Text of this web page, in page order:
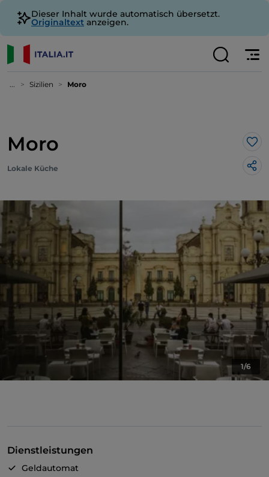
Dieser Inhalt wurde automatisch übersetzt.
Originaltext anzeigen.
... Sizilien Moro
Moro
Lokale Küche
1/6
Dienstleistungen
Geldautomat